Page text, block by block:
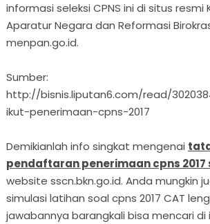
informasi seleksi CPNS ini di situs
Aparatur Negara dan Reformasi
menpan.go.id.
Sumber:
http://bisnis.liputan6.com/read/
ikut-penerimaan-cpns-2017
Demikianlah info singkat mengenai
pendaftaran penerimaan cpns 2017
website sscn.bkn.go.id. Anda mungkin
simulasi latihan soal cpns 2017 CAT
jawabannya barangkali bisa mencari